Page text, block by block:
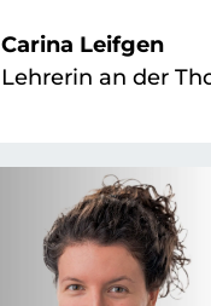
Carina Leifgen
Lehrerin an der